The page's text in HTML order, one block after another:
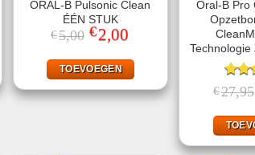
ORAL-B Pulsonic Clean
ÉÉN STUK
€5,00 Oorspronkelijke
prijs
€5,00.
€2,00
€2,00.
TOEVOEGEN
Oral-B Pro
Technologie
4.75
€27,95